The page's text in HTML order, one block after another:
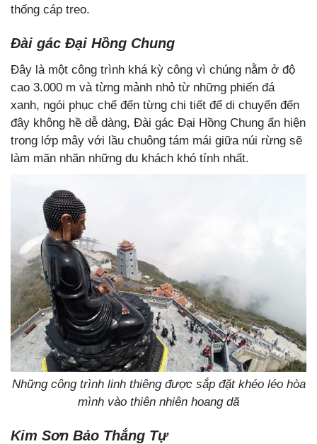
thống cáp treo.
Đài gác Đại Hồng Chung
Đây là một công trình khá kỳ công vì chúng nằm ở độ
cao 3.000 m và từng mảnh nhỏ từ những phiến đá
xanh, ngói phục chế đến từng chi tiết để di chuyển đến
đây không hề dễ dàng, Đài gác Đại Hồng Chung ẩn hiện
trong lớp mây với lầu chuông tám mái giữa núi rừng sẽ
làm mãn nhãn những du khách khó tính nhất.
Những công trình linh thiêng được sắp đặt khéo léo hòa
mình vào thiên nhiên hoang dã
Kim Sơn Bảo Thắng Tự